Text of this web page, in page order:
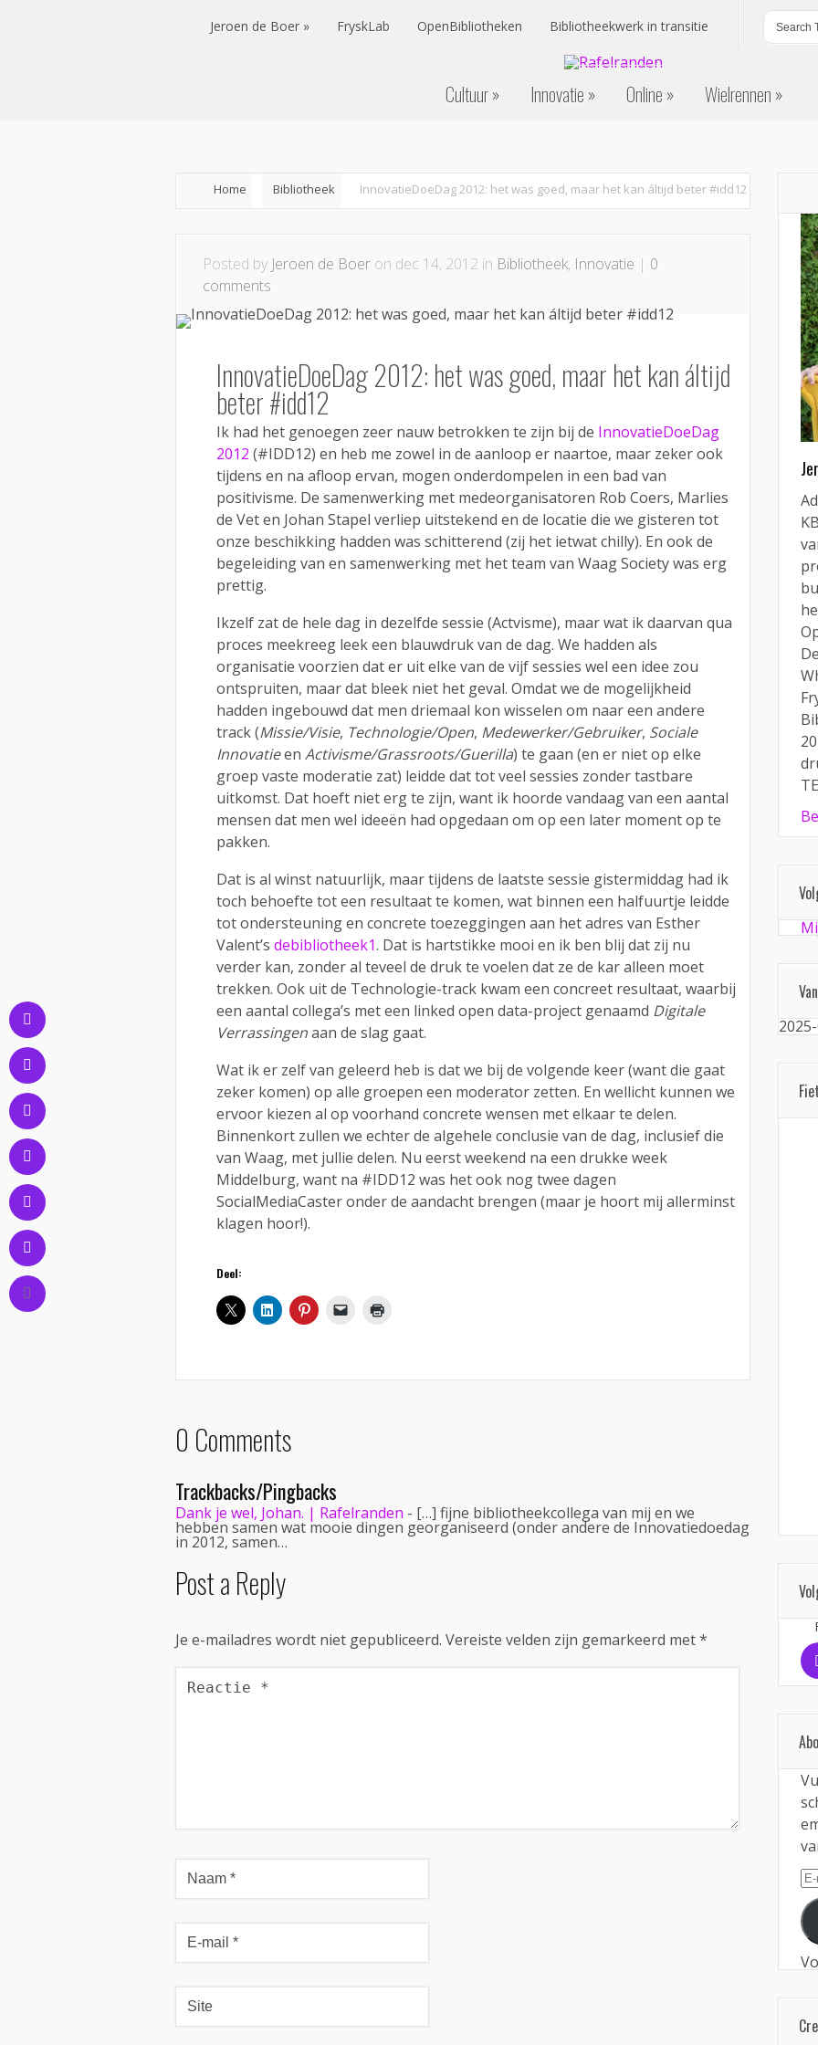
Jeroen de Boer FryskLab OpenBibliotheken Bibliotheekwerk in transitie
Cultuur Innovatie Online Wielrennen
Home Bibliotheek InnovatieDoeDag 2012: het was goed, maar het kan áltijd beter #idd12
Posted by Jeroen de Boer on dec 14, 2012 in Bibliotheek, Innovatie | 0
comments
InnovatieDoeDag 2012: het was goed, maar het kan áltijd
beter #idd12
Ik had het genoegen zeer nauw betrokken te zijn bij de InnovatieDoeDag
2012 (#IDD12) en heb me zowel in de aanloop er naartoe, maar zeker ook
tijdens en na afloop ervan, mogen onderdompelen in een bad van
positivisme. De samenwerking met medeorganisatoren Rob Coers, Marlies
de Vet en Johan Stapel verliep uitstekend en de locatie die we gisteren tot
onze beschikking hadden was schitterend (zij het ietwat chilly). En ook de
begeleiding van en samenwerking met het team van Waag Society was erg
prettig.
Ikzelf zat de hele dag in dezelfde sessie (Actvisme), maar wat ik daarvan qua
proces meekreeg leek een blauwdruk van de dag. We hadden als
organisatie voorzien dat er uit elke van de vijf sessies wel een idee zou
ontspruiten, maar dat bleek niet het geval. Omdat we de mogelijkheid
hadden ingebouwd dat men driemaal kon wisselen om naar een andere
track (Missie/Visie, Technologie/Open, Medewerker/Gebruiker, Sociale
Innovatieen Activisme/Grassroots/Guerilla) te gaan (en er niet op elke
groep vaste moderatie zat) leidde dat tot veel sessies zonder tastbare
uitkomst. Dat hoeft niet erg te zijn, want ik hoorde vandaag van een aantal
mensen dat men wel ideeën had opgedaan om op een later moment op te
pakken.
Dat is al winst natuurlijk, maar tijdens de laatste sessie gistermiddag had ik
toch behoefte tot een resultaat te komen, wat binnen een halfuurtje leidde
tot ondersteuning en concrete toezeggingen aan het adres van Esther
Valent’s debibliotheek1. Dat is hartstikke mooi en ik ben blij dat zij nu
verder kan, zonder al teveel de druk te voelen dat ze de kar alleen moet
trekken. Ook uit de Technologie-track kwam een concreet resultaat, waarbij
een aantal collega’s met een linked open data-project genaamd Digitale
Verrassingenaan de slag gaat.
Wat ik er zelf van geleerd heb is dat we bij de volgende keer (want die gaat
zeker komen) op alle groepen een moderator zetten. En wellicht kunnen we
ervoor kiezen al op voorhand concrete wensen met elkaar te delen.
Binnenkort zullen we echter de algehele conclusie van de dag, inclusief die
van Waag, met jullie delen. Nu eerst weekend na een drukke week
Middelburg, want na #IDD12 was het ook nog twee dagen
SocialMediaCaster onder de aandacht brengen (maar je hoort mij allerminst
klagen hoor!).
Deel:
0 Comments
Trackbacks/Pingbacks
Dank je wel, Johan. | Rafelranden - […] fijne bibliotheekcollega van mij en we
hebben samen wat mooie dingen georganiseerd (onder andere de Innovatiedoedag
in 2012, samen…
Post a Reply
Je e-mailadres wordt niet gepubliceerd. Vereiste velden zijn gemarkeerd met*
E-